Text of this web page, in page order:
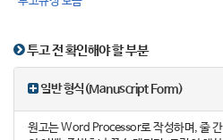
투고 전 확인해야 할 부분
일반 형식(Manuscript Form)
원고는 Word Processor로 작성하며, 줄